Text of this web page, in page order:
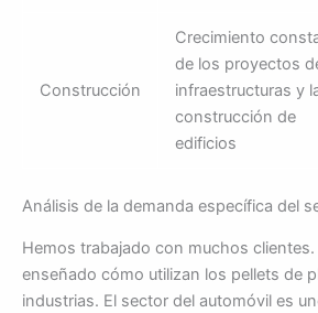
Construcción
Crecimiento
de los proyectos
infraestructuras y
construcción de
edificios
Análisis de la demanda específica del
Hemos trabajado con muchos
enseñado cómo utilizan los pellets de
industrias. El sector del automóvil es